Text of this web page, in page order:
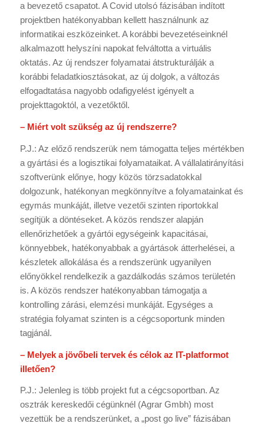
a bevezető csapatot. A Covid utolsó fázisában indított
projektben hatékonyabban kellett használnunk az
informatikai eszközeinket. A korábbi bevezetéseinknél
alkalmazott helyszíni napokat felváltotta a virtuális
oktatás. Az új rendszer folyamatai átstrukturálják a
korábbi feladatkiosztásokat, az új dolgok, a változás
elfogadtatása nagyobb odafigyelést igényelt a
projekttagoktól, a vezetőktől.
– Miért volt szükség az új rendszerre?
P.J.: Az előző rendszerük nem támogatta teljes mértékben
a gyártási és a logisztikai folyamataikat. A vállalatirányítási
szoftverünk előnye, hogy közös törzsadatokkal
dolgozunk, hatékonyan megkönnyítve a folyamatainkat és
egymás munkáját, illetve vezetői szinten riportokkal
segítjük a döntéseket. A közös rendszer alapján
ellenőrizhetőek a gyártói egységeink kapacitásai,
könnyebbek, hatékonyabbak a gyártások átterhelései, a
készletek allokálása és a rendszerünk ugyanilyen
előnyökkel rendelkezik a gazdálkodás számos területén
is. A közös rendszer hatékonyabban támogatja a
kontrolling zárási, elemzési munkáját. Egységes a
stratégia folyamat szinten is a cégcsoportunk minden
tagjánál.
– Melyek a jövőbeli tervek és célok az IT-platformot
illetően?
P.J.: Jelenleg is több projekt fut a cégcsoportban. Az
osztrák kereskedői cégünknél (Agrar Gmbh) most
vezettük be a rendszerünket, a „post go live” fázisában